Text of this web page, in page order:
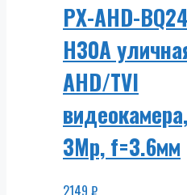
PX-AHD-
H30A
AHD/TVI
видеокамера,
3Mp, f=3.6мм
2149 ₽